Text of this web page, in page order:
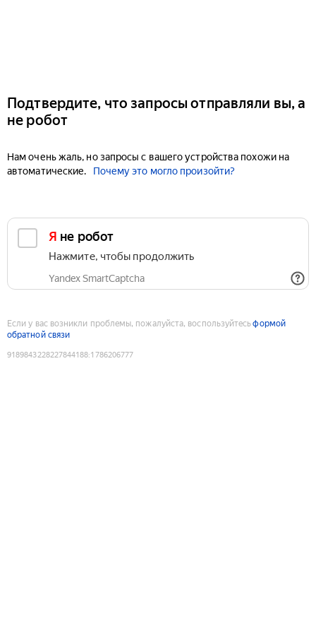
Подтвердите, что запросы отправляли вы, а
не робот
Нам очень жаль, но запросы с вашего устройства похожи на
автоматические.
Почему это могло произойти?
Я не робот
Нажмите, чтобы продолжить
Yandex SmartCaptcha
Если у вас возникли проблемы, пожалуйста, воспользуйтесьформой
обратной связи
9189843228227844188:1786206777